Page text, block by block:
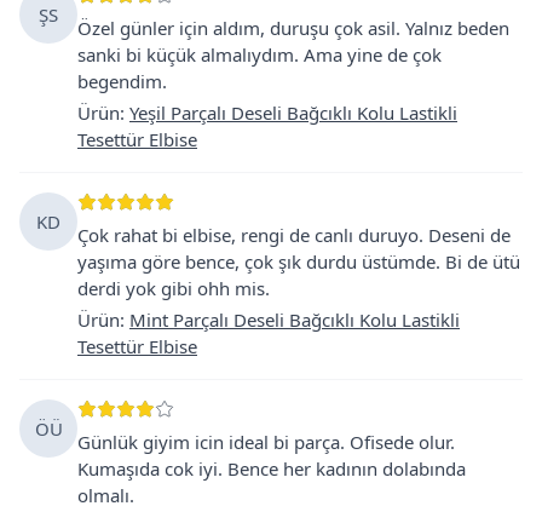
ŞS
Özel günler için aldım, duruşu çok asil. Yalnız beden
sanki bi küçük almalıydım. Ama yine de çok
begendim.
Ürün: Yeşil Parçalı Deseli Bağcıklı Kolu Lastikli
Tesettür Elbise
KD
Çok rahat bi elbise, rengi de canlı duruyo. Deseni de
yaşıma göre bence, çok şık durdu üstümde. Bi de ütü
derdi yok gibi ohh mis.
Ürün: Mint Parçalı Deseli Bağcıklı Kolu Lastikli
Tesettür Elbise
ÖÜ
Günlük giyim icin ideal bi parça. Ofisede olur.
Kumaşıda cok iyi. Bence her kadının dolabında
olmalı.